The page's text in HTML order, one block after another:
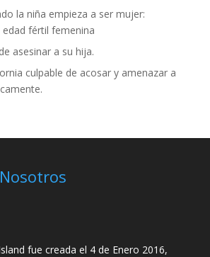
la niña empieza a ser mujer:
fértil femenina
asesinar a su hija.
culpable de acosar y amenazar a
fue creada el 4 de Enero 2016,